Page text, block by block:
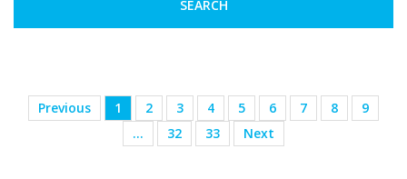
Previous 1 2 3 4 5 6 7 8
9
…
32 33 Next